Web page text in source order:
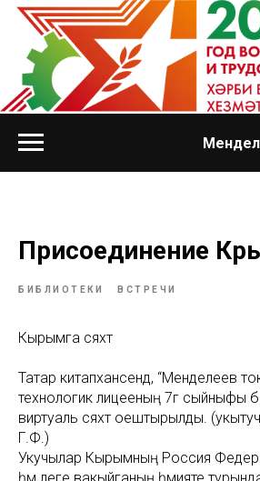
Присоединение
БИБЛИОТЕКИ ВСТРЕЧИ
Кырымга сәяхәт
Татар китапханәсендә, “Менделеев
технологик лицееның 7г сыйныфы
виртуаль сәяхәт оештырылды.
Г.Ф.)
Укучылар Кырымның Россия